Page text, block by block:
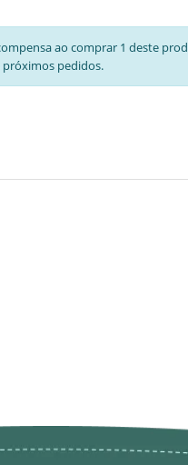
ao comprar 1 deste
próximos pedidos.